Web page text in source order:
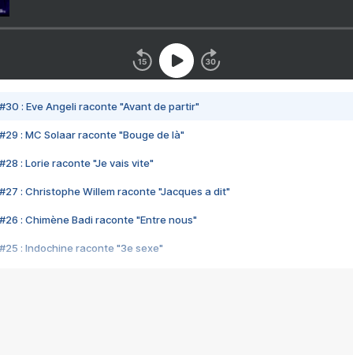
#30 : Eve Angeli raconte "Avant de partir"
#29 : MC Solaar raconte "Bouge de là"
#28 : Lorie raconte "Je vais vite"
#27 : Christophe Willem raconte "Jacques a dit"
#26 : Chimène Badi raconte "Entre nous"
#25 : Indochine raconte "3e sexe"